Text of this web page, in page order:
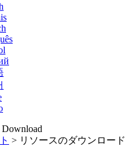
> リソースのダウンロード